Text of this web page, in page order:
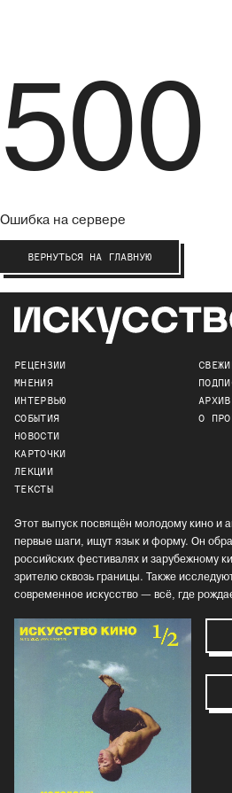
500
Ошибка на сервере
ВЕРНУТЬСЯ НА ГЛАВНУЮ
РЕЦЕНЗИИ
МНЕНИЯ
ИНТЕРВЬЮ
СОБЫТИЯ
НОВОСТИ
КАРТОЧКИ
ЛЕКЦИИ
ТЕКСТЫ
О
Этот выпуск посвящён молодому кино и
первые шаги, ищут язык и форму. Он
российских фестивалях и зарубежному
зрителю сквозь границы. Также
современное искусство — всё, где